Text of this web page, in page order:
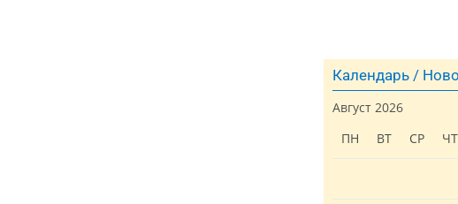
Календарь /
Август 2026
ПН
ВТ СР ЧТ